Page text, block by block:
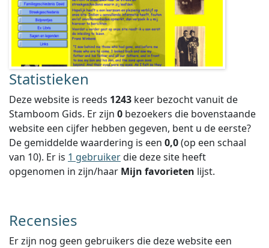
Statistieken
Deze website is reeds 1243 keer bezocht vanuit de
Stamboom Gids. Er zijn 0 bezoekers die bovenstaande
website een cijfer hebben gegeven, bent u de eerste?
De gemiddelde waardering is een 0,0(op een schaal
van 10). Er is 1 gebruikerdie deze site heeft
opgenomen in zijn/haar Mijn favorieten lijst.
Recensies
Er zijn nog geen gebruikers die deze website een